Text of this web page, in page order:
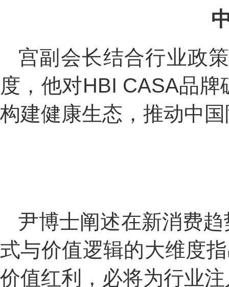
宫副会长结合行业政
度，他对HBI CASA品
构建健康生态，推动中
尹博士阐述在新消费
式与价值逻辑的大维度
价值红利，必将为行业